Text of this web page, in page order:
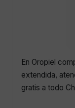
En Oropiel
extendida,
gratis a todo